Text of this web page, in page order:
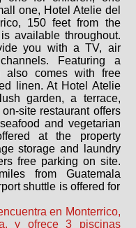
one, Hotel Atelie del
150 feet from the
available throughout.
you with a TV, air
Featuring a
also comes with free
linen. At Hotel Atelie
garden, a terrace,
site restaurant offers
and vegetarian
at the property
storage and laundry
free parking on site.
from Guatemala
shuttle is offered for
en Monterrico,
y ofrece 3 piscinas